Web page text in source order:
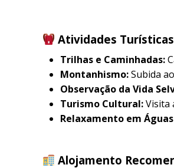
Atividades Turísticas
Trilhas e Caminhadas:
Montanhismo:Subida
Observação da Vida
Turismo Cultural:Visita
Relaxamento em
Alojamento